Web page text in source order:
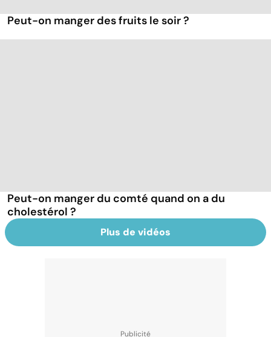
Peut-on manger des fruits le soir ?
Peut-on manger du comté quand on a du
cholestérol ?
Plus de vidéos